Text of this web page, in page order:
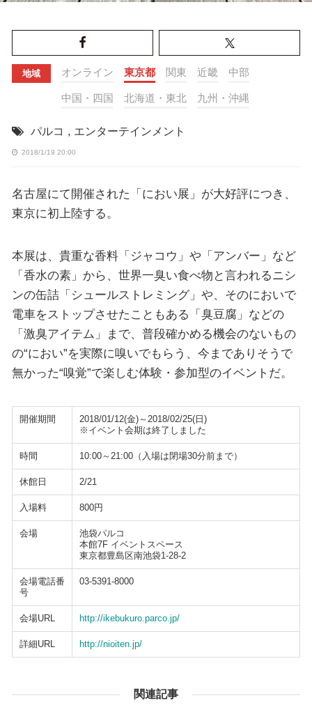
地域 オンライン 東京都 関東 近畿 中部
中国・四国 北海道・東北 九州・沖縄
パルコ , エンターテインメント
2018/1/19 20:00
名古屋にて開催された「におい展」が大好評につき、
東京に初上陸する。
本展は、貴重な香料「ジャコウ」や「アンバー」など
「香水の素」から、世界一臭い食べ物と言われるニシ
ンの缶詰「シュールストレミング」や、そのにおいで
電車をストップさせたこともある「臭豆腐」などの
「激臭アイテム」まで、普段確かめる機会のないもの
の“におい”を実際に嗅いでもらう、今までありそうで
無かった“嗅覚”で楽しむ体験・参加型のイベントだ。
開催期間
2018/01/12(金)～2018/02/25(日)
※イベント会期は終了しました
時間 10:00～21:00（入場は閉場30分前まで）
休館日 2/21
入場料 800円
会場
池袋パルコ
本館7F イベントスペース
東京都豊島区南池袋1-28-2
会場電話番
号
03-5391-8000
会場URL http://ikebukuro.parco.jp/
詳細URL http://nioiten.jp/
関連記事